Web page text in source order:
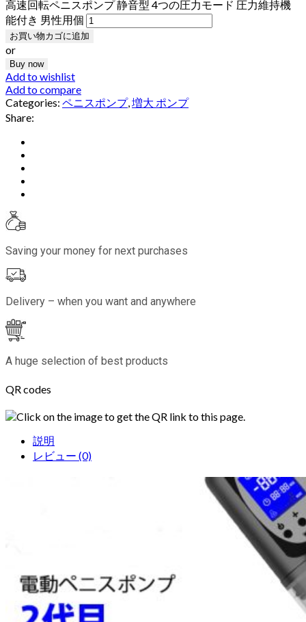
高速回転ペニスポンプ 静音型 4つの圧力モード 圧力維持機
能付き 男性用個
お買い物カゴに追加
or
Buy now
Add to wishlist
Add to compare
Categories: ペニスポンプ,増大 ポンプ
Share:
Saving your money for next purchases
Delivery – when you want and anywhere
A huge selection of best products
QR codes
Click on the image to get the QR link to this page.
説明
レビュー (0)